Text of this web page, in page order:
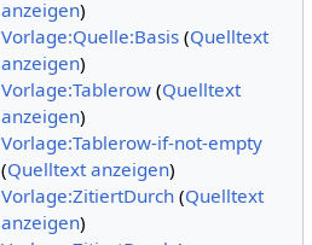
anzeigen)
Vorlage:Quelle:Basis(Quelltext
anzeigen)
Vorlage:Tablerow(Quelltext
anzeigen)
Vorlage:Tablerow-if-not-empty
(Quelltext anzeigen)
Vorlage:ZitiertDurch(Quelltext
anzeigen)